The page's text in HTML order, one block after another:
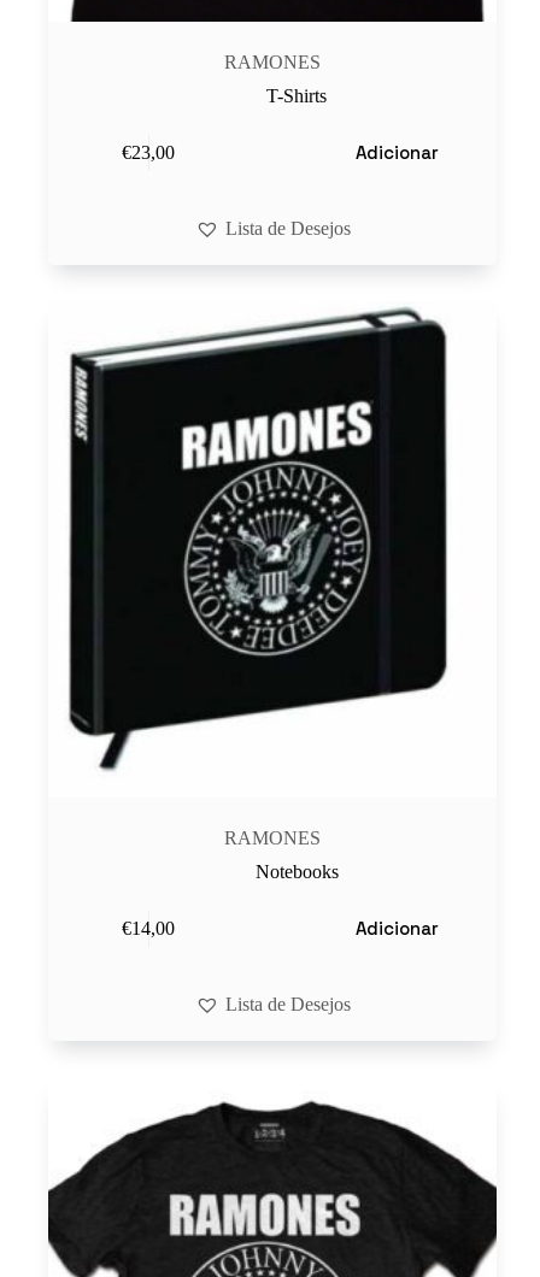
RAMONES
T-Shirts
€23,00 Adicionar
Lista de Desejos
RAMONES
Notebooks
€14,00 Adicionar
Lista de Desejos